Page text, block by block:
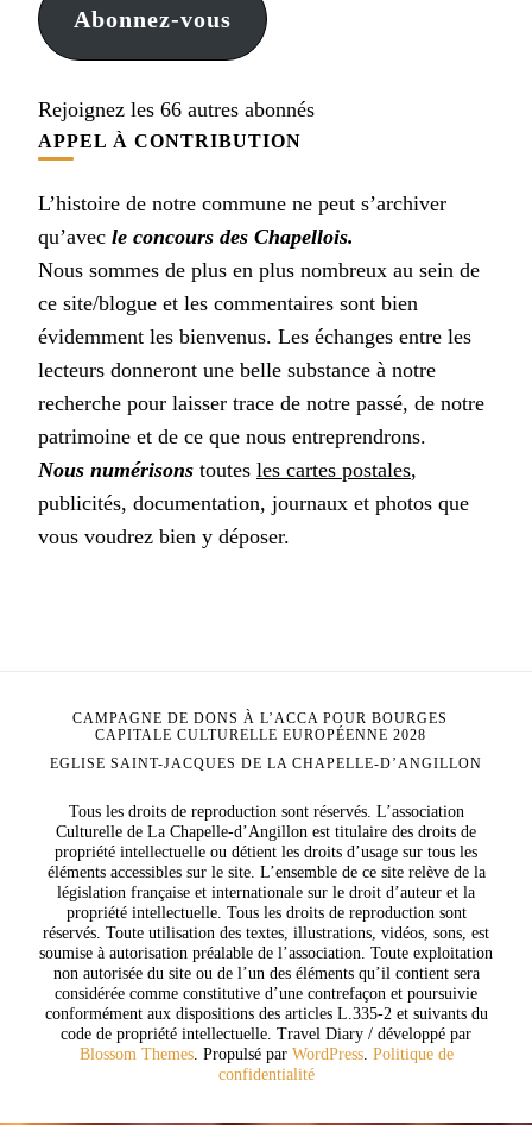
Abonnez-vous
Rejoignez les 66 autres abonnés
APPEL À CONTRIBUTION
L’histoire de notre commune ne peut s’archiver
qu’avec le concours des Chapellois.
Nous sommes de plus en plus nombreux au sein de
ce site/blogue et les commentaires sont bien
évidemment les bienvenus. Les échanges entre les
lecteurs donneront une belle substance à notre
recherche pour laisser trace de notre passé, de notre
patrimoine et de ce que nous entreprendrons.
Nous numérisons toutes les cartes postales,
publicités, documentation, journaux et photos que
vous voudrez bien y déposer.
Tous les droits de reproduction sont réservés. L’association
Culturelle de La Chapelle-d’Angillon est titulaire des droits de
propriété intellectuelle ou détient les droits d’usage sur tous les
éléments accessibles sur le site. L’ensemble de ce site relève de la
législation française et internationale sur le droit d’auteur et la
propriété intellectuelle. Tous les droits de reproduction sont
réservés. Toute utilisation des textes, illustrations, vidéos, sons, est
soumise à autorisation préalable de l’association. Toute exploitation
non autorisée du site ou de l’un des éléments qu’il contient sera
considérée comme constitutive d’une contrefaçon et poursuivie
conformément aux dispositions des articles L.335-2 et suivants du
code de propriété intellectuelle. Travel Diary / développé par
Blossom Themes. Propulsé par WordPress. Politique de
confidentialité
CAMPAGNE DE DONS À L’ACCA POUR BOURGES
CAPITALE CULTURELLE EUROPÉENNE 2028
EGLISE SAINT-JACQUES DE LA CHAPELLE-D’ANGILLON